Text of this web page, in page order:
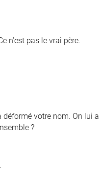
n’est pas le vrai père.
votre nom. On lui
?